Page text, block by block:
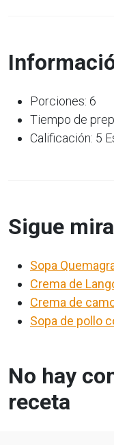
Porciones: 6
Tiempo de
Calificación: 5
Sigue
Sopa
Crema de
Crema de
Sopa de pollo
No hay
receta